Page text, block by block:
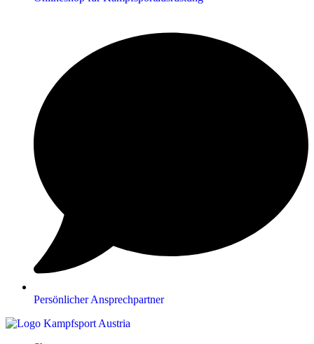
Persönlicher Ansprechpartner